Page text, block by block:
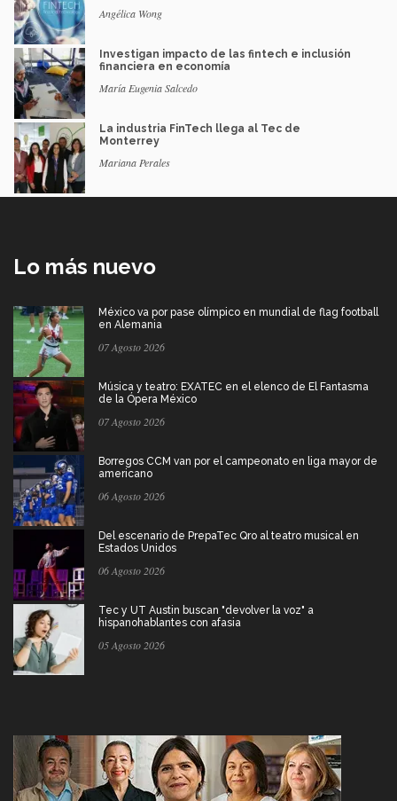
Angélica Wong
Investigan impacto de las fintech e inclusión
financiera en economía
María Eugenia Salcedo
La industria FinTech llega al Tec de
Monterrey
Mariana Perales
Lo más nuevo
México va por pase olímpico en mundial de flag football
en Alemania
07 Agosto 2026
Música y teatro: EXATEC en el elenco de El Fantasma
de la Ópera México
07 Agosto 2026
Borregos CCM van por el campeonato en liga mayor de
americano
06 Agosto 2026
Del escenario de PrepaTec Qro al teatro musical en
Estados Unidos
06 Agosto 2026
Tec y UT Austin buscan "devolver la voz" a
hispanohablantes con afasia
05 Agosto 2026